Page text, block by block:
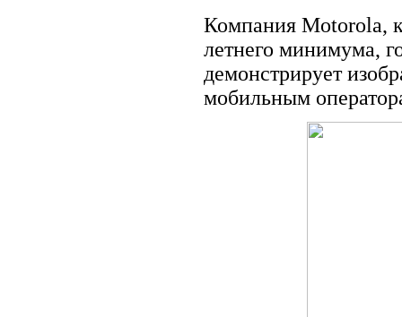
Компания Motorola,
летнего минимума,
демонстрирует
мобильным